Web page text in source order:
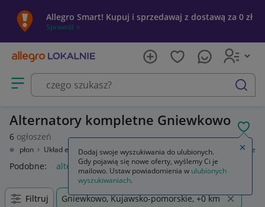
Allegro Smart! Kupuj i sprzedawaj z dostawą za 0 zł
Sprawdź »
Otwórz menu z kategoriami
szukaj
Alternatory kompletne Gniewkowo
6 ogłoszeń
zapłon Układ elektryczny silnika Alternatory Alternatory kompletne
Podobne: alternatory kompletne
Filtruj Gniewkowo, Kujawsko-pomorskie, +0 km
Dodaj swoje wyszukiwania do ulubionych.
Gdy pojawią się nowe oferty, wyślemy Ci je
mailowo. Ustaw powiadomienia w ulubionych
wyszukiwaniach.